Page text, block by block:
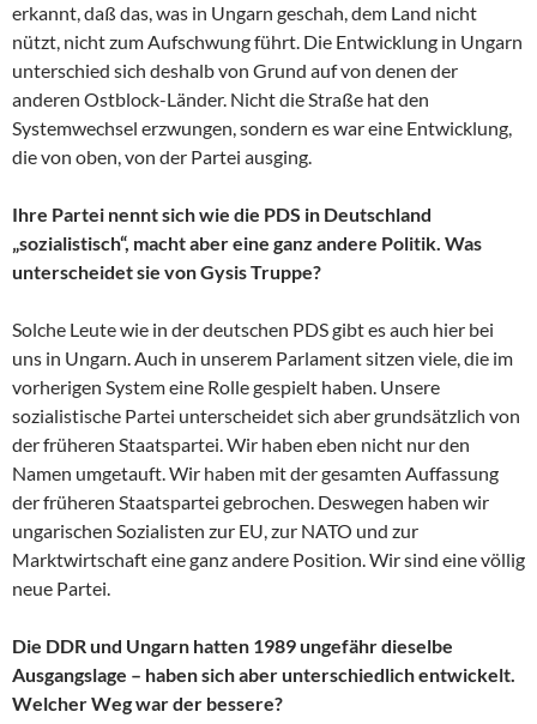
erkannt, daß das, was in Ungarn geschah, dem Land nicht
nützt, nicht zum Aufschwung führt. Die Entwicklung in Ungarn
unterschied sich deshalb von Grund auf von denen der
anderen Ostblock-Länder. Nicht die Straße hat den
Systemwechsel erzwungen, sondern es war eine Entwicklung,
die von oben, von der Partei ausging.
Ihre Partei nennt sich wie die PDS in Deutschland
„sozialistisch“, macht aber eine ganz andere Politik. Was
unterscheidet sie von Gysis Truppe?
Solche Leute wie in der deutschen PDS gibt es auch hier bei
uns in Ungarn. Auch in unserem Parlament sitzen viele, die im
vorherigen System eine Rolle gespielt haben. Unsere
sozialistische Partei unterscheidet sich aber grundsätzlich von
der früheren Staatspartei. Wir haben eben nicht nur den
Namen umgetauft. Wir haben mit der gesamten Auffassung
der früheren Staatspartei gebrochen. Deswegen haben wir
ungarischen Sozialisten zur EU, zur NATO und zur
Marktwirtschaft eine ganz andere Position. Wir sind eine völlig
neue Partei.
Die DDR und Ungarn hatten 1989 ungefähr dieselbe
Ausgangslage – haben sich aber unterschiedlich entwickelt.
Welcher Weg war der bessere?